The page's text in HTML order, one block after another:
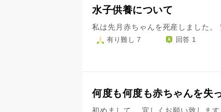
水子供養について
有り難し 7 回答 1
何度も何度も赤ちゃんを失